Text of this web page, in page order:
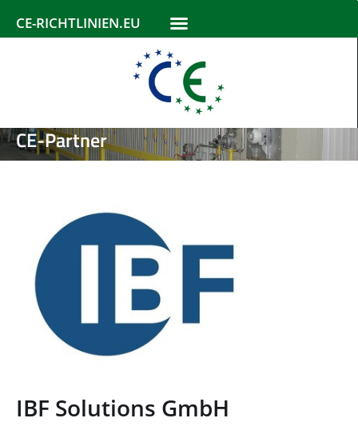
CE-RICHTLINIEN.EU
CE-Partner
IBF Solutions GmbH